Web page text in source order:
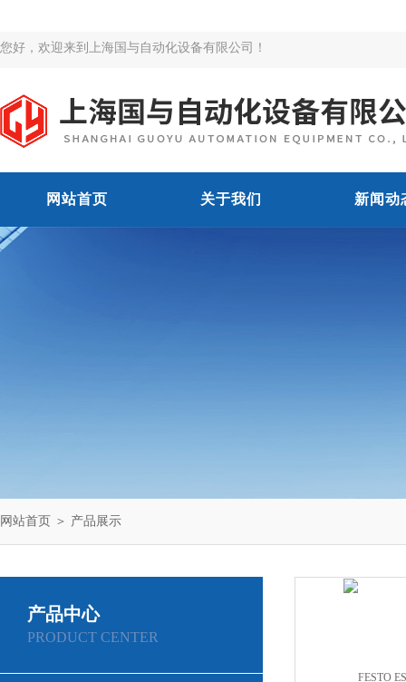
您好，欢迎来到上海国与自动化设备有限公司！
网站首页 关于我们 新闻动
网站首页 ＞ 产品展示
产品中心
PRODUCT CENTER